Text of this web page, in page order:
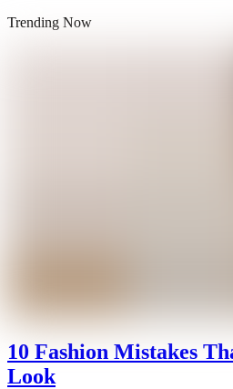
Trending Now
10 Fashion Mistakes
Look